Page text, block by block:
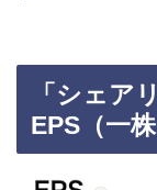
「シェア
EPS（一